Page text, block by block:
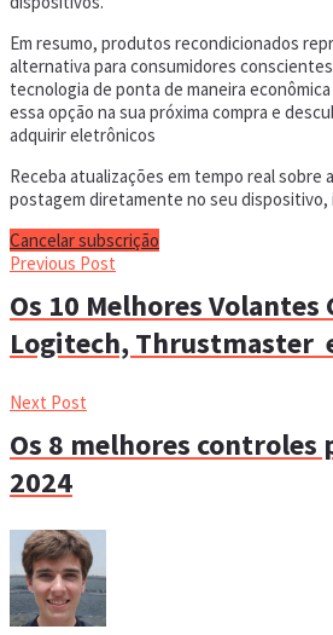
Em resumo, produtos recondicionados
alternativa para consumidores
tecnologia de ponta de maneira
essa opção na sua próxima compra e
adquirir eletrônicos
Receba atualizações em tempo real sobre
postagem diretamente no seu dispositivo,
Cancelar subscrição
Previous Post
Os 10 Melhores Volantes
Logitech, Thrustmaster
Next Post
Os 8 melhores controles
2024